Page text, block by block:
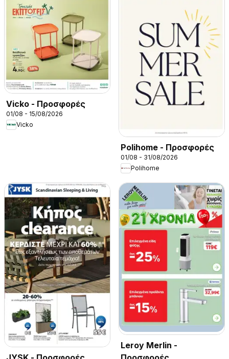
Vicko - Προσφορές
01/08 - 15/08/2026
Vicko
Polihome - Προσφορές
01/08 - 31/08/2026
Polihome
Leroy Merlin -